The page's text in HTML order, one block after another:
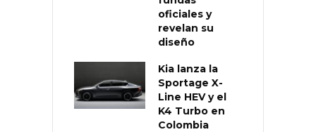
oficiales y
revelan su
diseño
Kia lanza la
Sportage X-
Line HEV y el
K4 Turbo en
Colombia